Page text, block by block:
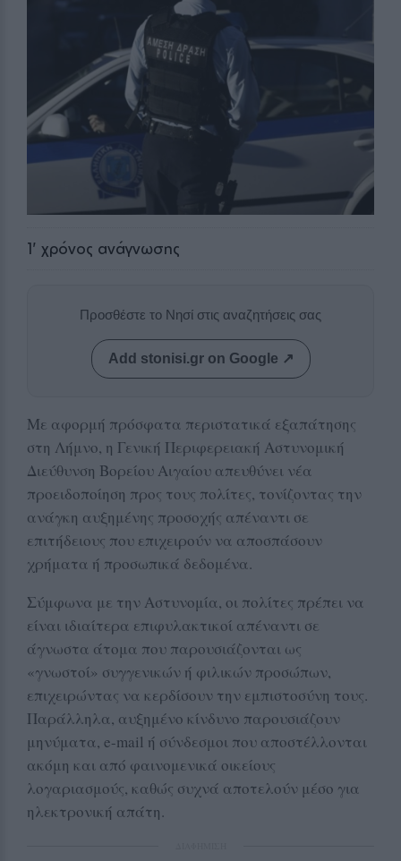
1' χρόνος ανάγνωσης
Προσθέστε το Νησί στις αναζητήσεις σας
Add stonisi.gr on Google ↗
Με αφορμή πρόσφατα περιστατικά εξαπάτησης
στη Λήμνο, η Γενική Περιφερειακή Αστυνομική
Διεύθυνση Βορείου Αιγαίου απευθύνει νέα
προειδοποίηση προς τους πολίτες, τονίζοντας την
ανάγκη αυξημένης προσοχής απέναντι σε
επιτήδειους που επιχειρούν να αποσπάσουν
χρήματα ή προσωπικά δεδομένα.
Σύμφωνα με την Αστυνομία, οι πολίτες πρέπει να
είναι ιδιαίτερα επιφυλακτικοί απέναντι σε
άγνωστα άτομα που παρουσιάζονται ως
«γνωστοί» συγγενικών ή φιλικών προσώπων,
επιχειρώντας να κερδίσουν την εμπιστοσύνη τους.
Παράλληλα, αυξημένο κίνδυνο παρουσιάζουν
μηνύματα, e-mail ή σύνδεσμοι που αποστέλλονται
ακόμη και από φαινομενικά οικείους
λογαριασμούς, καθώς συχνά αποτελούν μέσο για
ηλεκτρονική απάτη.